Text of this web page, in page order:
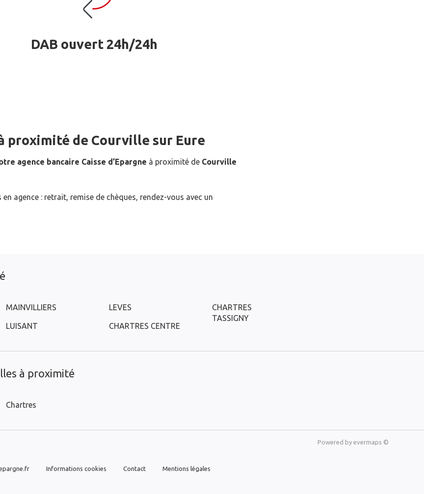
DAB ouvert 24h/24h
proximité de Courville sur Eure
agence bancaire Caisse d’Epargne à proximité de Courville
agence : retrait, remise de chèques, rendez-vous avec un
MAINVILLIERS
LUISANT
LEVES
CHARTRES CENTRE
CHARTRES
TASSIGNY
à proximité
Chartres
Powered by evermaps ©
Informations cookies Contact Mentions légales